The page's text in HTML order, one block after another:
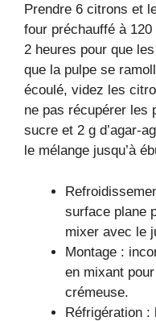
Prendre 6 citrons et
four préchauffé à
2 heures pour que
que la pulpe se
écoulé, videz les
ne pas récupérer les
sucre et 2 g d’agar-
le mélange jusqu’à
surface plane
mixer avec le
Montage :
en mixant
crémeuse.
Réfrigération :